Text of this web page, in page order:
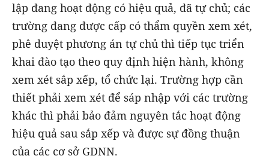
lập đang hoạt động có hiệu quả, đã tự chủ; các
trường đang được cấp có thẩm quyền xem xét,
phê duyệt phương án tự chủ thì tiếp tục triển
khai đào tạo theo quy định hiện hành, không
xem xét sắp xếp, tổ chức lại. Trường hợp cần
thiết phải xem xét để sáp nhập với các trường
khác thì phải bảo đảm nguyên tắc hoạt động
hiệu quả sau sắp xếp và được sự đồng thuận
của các cơ sở GDNN.